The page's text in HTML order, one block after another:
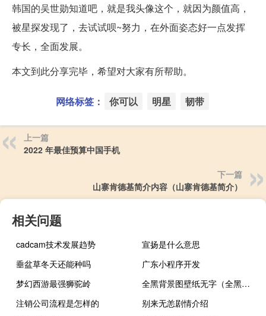
韩国的吴世勋知道吧，就是我头像这个，就因为颜值高，
被星探发现了，去试试呗~努力，在外面姿态好一点发挥
专长，全面发展。
本文到此分享完毕，希望对大家有所帮助。
网络标签： 你可以 明星 韧带
上一篇
2022 年最佳预算中国手机
下一篇
山寨肯德基简介内容（山寨肯德基简介）
相关问题
cadcam技术发展趋势
宣扬是什么意思
垂盆草冬天还能种吗
广东小程序开发
梦幻西游最强狮驼岭
全黑背景图壁纸无字（全黑背景图）
注销公司流程是怎样的
别来无恙剧情介绍